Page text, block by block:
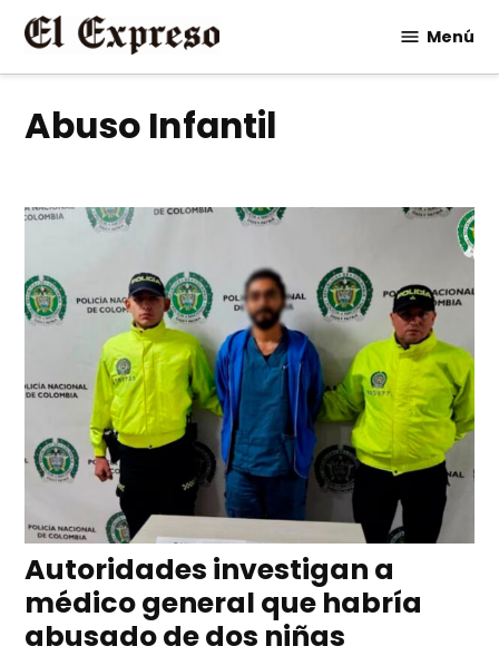
Saltar
contenido
Menú
Abuso Infantil
Autoridades investigan a
médico general que habría
abusado de dos niñas